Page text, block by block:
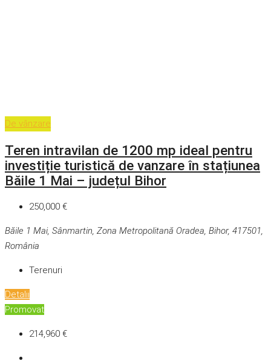
De vânzare
Teren intravilan de 1200 mp ideal pentru
investiție turistică de vanzare în stațiunea
Băile 1 Mai – județul Bihor
250,000 €
Băile 1 Mai, Sânmartin, Zona Metropolitană Oradea, Bihor, 417501,
România
Terenuri
Detalii
Promovat
214,960 €